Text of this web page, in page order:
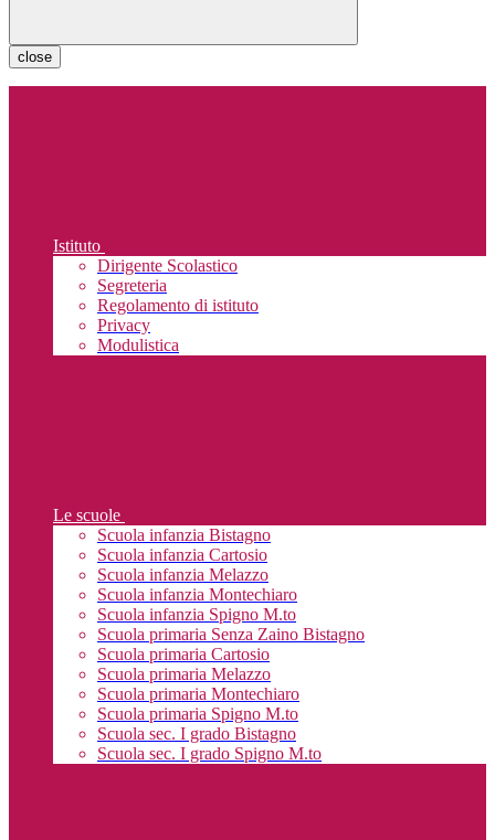
close
Istituto
Dirigente Scolastico
Segreteria
Regolamento di istituto
Privacy
Modulistica
Le scuole
Scuola infanzia Bistagno
Scuola infanzia Cartosio
Scuola infanzia Melazzo
Scuola infanzia Montechiaro
Scuola infanzia Spigno M.to
Scuola primaria Senza Zaino Bistagno
Scuola primaria Cartosio
Scuola primaria Melazzo
Scuola primaria Montechiaro
Scuola primaria Spigno M.to
Scuola sec. I grado Bistagno
Scuola sec. I grado Spigno M.to